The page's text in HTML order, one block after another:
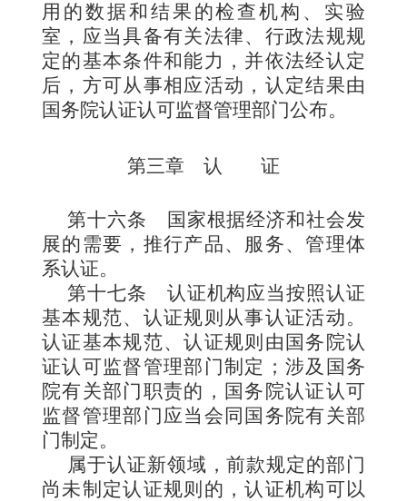
用的数据和结果的检查机构、实验
室，应当具备有关法律、行政法规规
定的基本条件和能力，并依法经认定
后，方可从事相应活动，认定结果由
国务院认证认可监督管理部门公布。
第三章 认 证
第十六条
国家根据经济和社会发
展的需要，推行产品、服务、管理体
系认证。
第十七条 认证机构应当按照认证
基本规范、认证规则从事认证活动。
认证基本规范、认证规则由国务院认
证认可监督管理部门制定；涉及国务
院有关部门职责的，国务院认证认可
监督管理部门应当会同国务院有关部
门制定。
属于认证新领域，前款规定的部门
尚未制定认证规则的，认证机构可以